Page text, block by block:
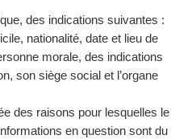
des indications suivantes :
nationalité, date et lieu de
morale, des indications
son siège social et l’organe
des raisons pour lesquelles le
en question sont du